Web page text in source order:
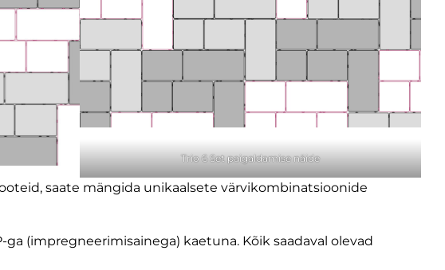
Trio 6 Set paigaldamise näide
saate mängida unikaalsete värvikombinatsioonide
(impregneerimisainega) kaetuna. Kõik saadaval olevad